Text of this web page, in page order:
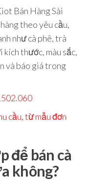
Bán Hàng Sài
theo yêu cầu,
như cà phê, trà
kích thước, màu sắc,
và báo giá trong
cầu, từ mẫu đơn
để bán cà
không?